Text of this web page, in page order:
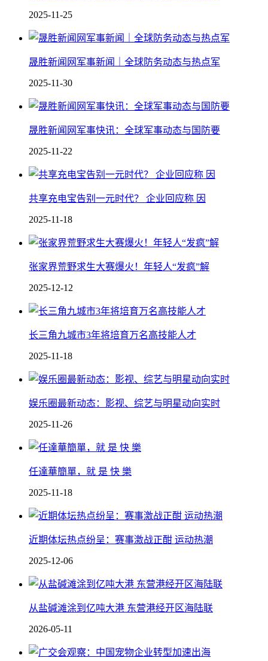
2025-11-25
晟胜新闻网军事新闻｜全球防务动态与热点军
2025-11-30
晟胜新闻网军事快讯：全球军事动态与国防要
2025-11-22
共享充电宝告别一元时代？ 企业回应称 因
2025-11-18
张家界荒野求生大赛爆火！年轻人“发疯”解
2025-12-12
长三角九城市3年将培育万名高技能人才
2025-11-18
娱乐圈最新动态：影视、综艺与明星动向实时
2025-11-26
任達華簡單，就 是 快 樂
2025-11-18
近期体坛热点纷呈：赛事激战正酣 运动热潮
2025-12-06
从盐碱滩涂到亿吨大港 东营港经开区海陆联
2026-05-11